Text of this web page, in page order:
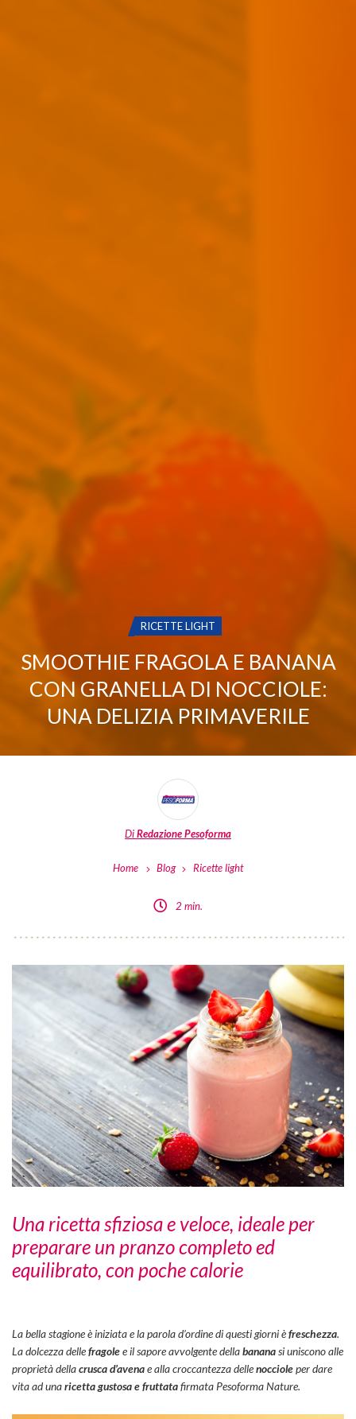
CATEGORIA:
RICETTE LIGHT
SMOOTHIE FRAGOLA E BANANA
CON GRANELLA DI NOCCIOLE:
UNA DELIZIA PRIMAVERILE
DiRedazione Pesoforma
Home Blog Ricette light
2 min.
Una ricetta sfiziosa e veloce, ideale per
preparare un pranzo completo ed
equilibrato, con poche calorie
La bella stagione è iniziata e la parola d’ordine di questi giorni èfreschezza.
La dolcezza dellefragolee il sapore avvolgente dellabananasi uniscono alle
proprietà dellacrusca d’avenae alla croccantezza dellenoccioleper dare
vita ad unaricetta gustosa e fruttatafirmata Pesoforma Nature.